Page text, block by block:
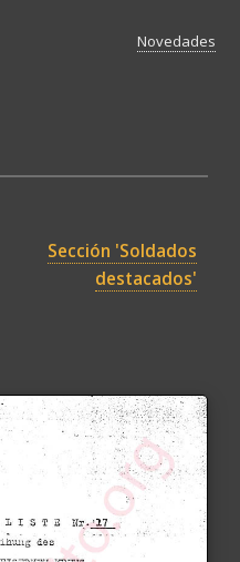
Novedades
Sección 'Soldados
destacados'